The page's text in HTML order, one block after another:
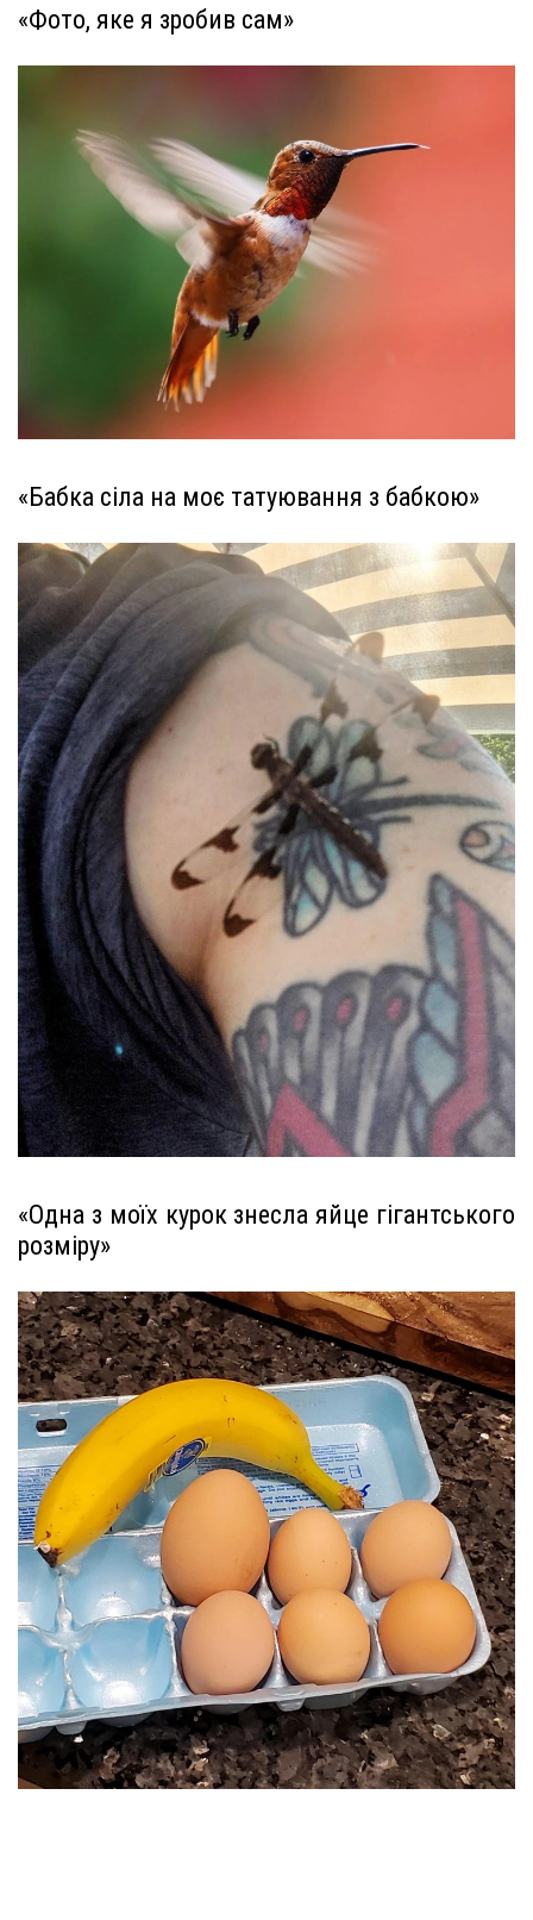
«Фото, яке я зробив сам»
«Бабка сіла на моє татуювання з бабкою»
«Одна з моїх курок знесла яйце гігантського
розміру»